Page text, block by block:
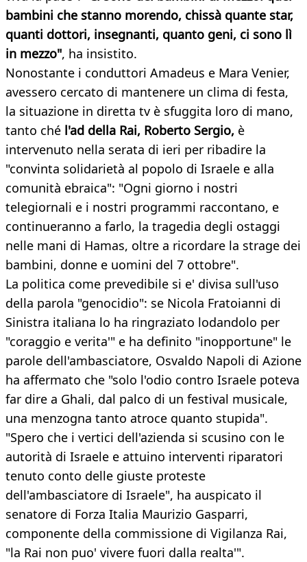
bambini che stanno morendo, chissà quante star,
quanti dottori, insegnanti, quanto geni, ci sono lì
in mezzo", ha insistito.
Nonostante i conduttori Amadeus e Mara Venier,
avessero cercato di mantenere un clima di festa,
la situazione in diretta tv è sfuggita loro di mano,
tanto ché l'ad della Rai, Roberto Sergio, è
intervenuto nella serata di ieri per ribadire la
"convinta solidarietà al popolo di Israele e alla
comunità ebraica": "Ogni giorno i nostri
telegiornali e i nostri programmi raccontano, e
continueranno a farlo, la tragedia degli ostaggi
nelle mani di Hamas, oltre a ricordare la strage dei
bambini, donne e uomini del 7 ottobre".
La politica come prevedibile si e' divisa sull'uso
della parola "genocidio": se Nicola Fratoianni di
Sinistra italiana lo ha ringraziato lodandolo per
"coraggio e verita'" e ha definito "inopportune" le
parole dell'ambasciatore, Osvaldo Napoli di Azione
ha affermato che "solo l'odio contro Israele poteva
far dire a Ghali, dal palco di un festival musicale,
una menzogna tanto atroce quanto stupida".
"Spero che i vertici dell'azienda si scusino con le
autorità di Israele e attuino interventi riparatori
tenuto conto delle giuste proteste
dell'ambasciatore di Israele", ha auspicato il
senatore di Forza Italia Maurizio Gasparri,
componente della commissione di Vigilanza Rai,
"la Rai non puo' vivere fuori dalla realta'".